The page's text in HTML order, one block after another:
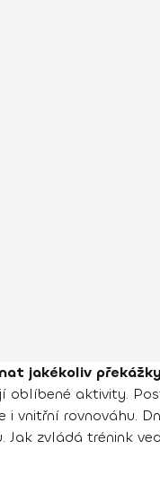
jakékoliv
aktivity.
vnitřní rovnováhu.
zvládá trénink